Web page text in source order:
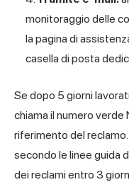
monitoraggio delle
la pagina di
casella di posta
Se dopo 5 giorni
chiama il numero verde
riferimento del
secondo le linee guida
dei reclami entro 3